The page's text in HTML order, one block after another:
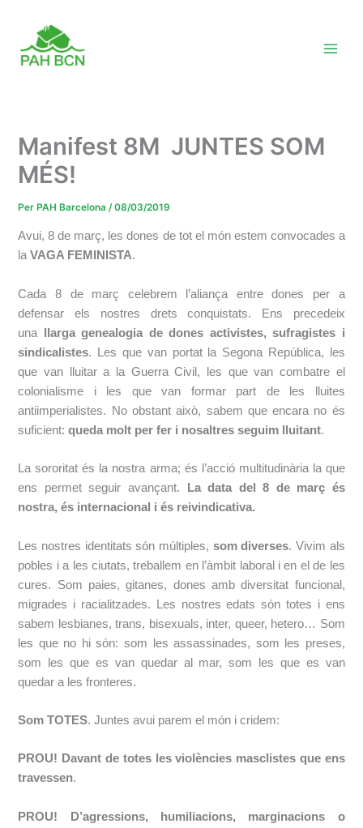
contingut
Manifest 8M JUNTES SOM
MÉS!
Per PAH Barcelona/08/03/2019
Avui, 8 de març, les dones de tot el món estem convocades a
laVAGA FEMINISTA.
Cada 8 de març celebrem l’aliança entre dones per a
defensar els nostres drets conquistats. Ens precedeix
una
llarga genealogia de dones activistes, sufragistes i
sindicalistes. Les que van portat la Segona República, les
que van lluitar a la Guerra Civil, les que van combatre el
colonialisme i les que van formar part de les lluites
antiimperialistes. No obstant això, sabem que encara no és
suficient:queda molt per fer i nosaltres seguim lluitant.
La sororitat és la nostra arma; és l’acció multitudinària la que
ens permet seguir avançant.
La data del 8 de març és
nostra, és internacional i és reivindicativa.
Les nostres identitats són múltiples, som diverses. Vivim als
pobles i a les ciutats, treballem en l’àmbit laboral i en el de les
cures. Som paies, gitanes, dones amb diversitat funcional,
migrades i racialitzades. Les nostres edats són totes i ens
sabem lesbianes, trans, bisexuals, inter, queer, hetero… Som
les que no hi són: som les assassinades, som les preses,
som les que es van quedar al mar, som les que es van
quedar a les fronteres.
Som TOTES. Juntes avui parem el món i cridem:
PROU! Davant de totes les violències masclistes que ens
travessen.
PROU! D’agressions, humiliacions, marginacions o